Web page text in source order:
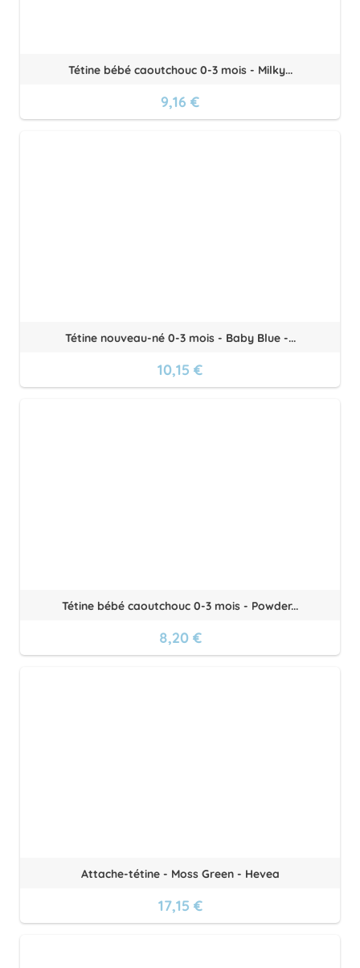
Tétine bébé caoutchouc 0-3 mois - Milky...
9,16 €
Tétine nouveau-né 0-3 mois - Baby Blue -...
10,15 €
Tétine bébé caoutchouc 0-3 mois - Powder...
8,20 €
Attache-tétine - Moss Green - Hevea
17,15 €